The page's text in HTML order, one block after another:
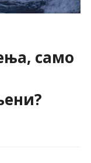
само